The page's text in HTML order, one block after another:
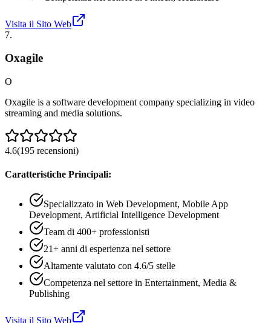
Visita il Sito Web
7.
Oxagile
O
Oxagile is a software development company specializing in video
streaming and media solutions.
4.6(195 recensioni)
Caratteristiche Principali:
Specializzato in Web Development, Mobile App
Development, Artificial Intelligence Development
Team di 400+ professionisti
21+ anni di esperienza nel settore
Altamente valutato con 4.6/5 stelle
Competenza nel settore in Entertainment, Media &
Publishing
Visita il Sito Web